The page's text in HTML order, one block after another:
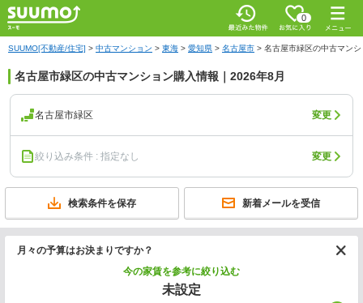
0
SUUMO[不動産/住宅] > 中古マンション > 東海 > 愛知県 > 名古屋市 > 名古屋市緑区の中古マン
名古屋市緑区の中古マンション購入情報｜2026年8月
名古屋市緑区 変更
絞り込み条件 : 指定なし 変更
検索条件を保存 新着メールを受信
月々の予算はお決まりですか？
今の家賃を参考に絞り込む
未設定